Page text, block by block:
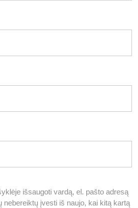
išsaugoti vardą, el. pašto adresą
nebereiktų įvesti iš naujo, kai kitą kartą